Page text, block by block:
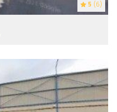
5 (6)